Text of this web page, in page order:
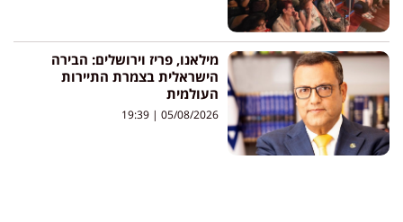
מילאנו, פריז וירושלים: הבירה
הישראלית בצמרת התיירות
העולמית
05/08/2026